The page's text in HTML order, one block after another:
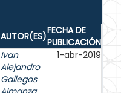
AUTOR(ES)FECHA DE
PUBLICACIÓN
Ivan
Alejandro
Gallegos
1-abr-2019